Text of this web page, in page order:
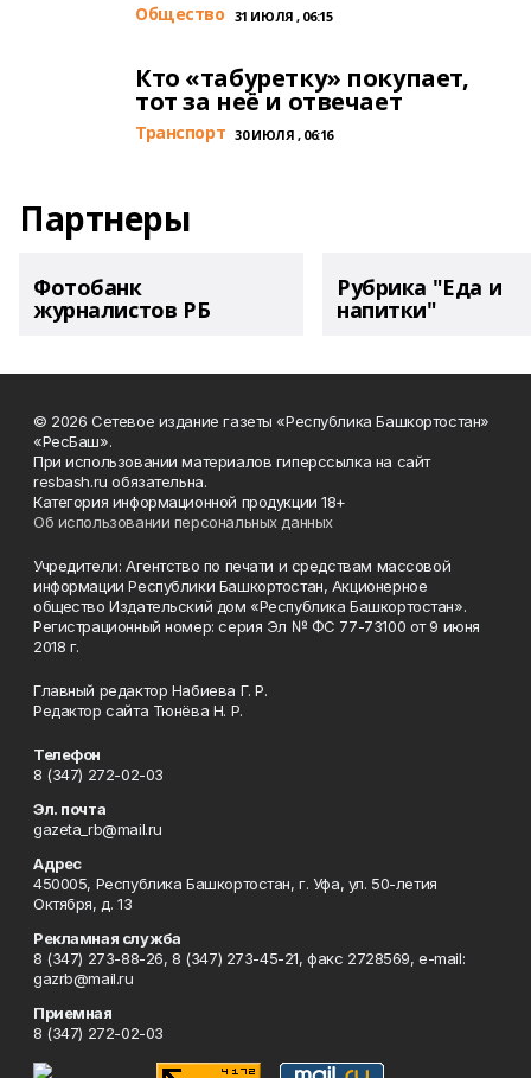
Общество 31 ИЮЛЯ , 06:15
Кто «табуретку» покупает,
тот за неё и отвечает
Транспорт 30 ИЮЛЯ , 06:16
Партнеры
Фотобанк
журналистов РБ
Рубрика "Еда и
напитки"
© 2026 Сетевое издание газеты «Республика Башкортостан»
«РесБаш».
При использовании материалов гиперссылка на сайт
resbash.ru обязательна.
Категория информационной продукции 18+
Об использовании персональных данных
Учредители: Агентство по печати и средствам массовой
информации Республики Башкортостан, Акционерное
общество Издательский дом «Республика Башкортостан».
Регистрационный номер: серия Эл № ФС 77-73100 от 9 июня
2018 г.
Главный редактор Набиева Г. Р.
Редактор сайта Тюнёва Н. Р.
Телефон
8 (347) 272-02-03
Эл. почта
gazeta_rb@mail.ru
Адрес
450005, Республика Башкортостан, г. Уфа, ул. 50-летия
Октября, д. 13
Рекламная служба
8 (347) 273-88-26, 8 (347) 273-45-21, факс 2728569, e-mail:
gazrb@mail.ru
Приемная
8 (347) 272-02-03